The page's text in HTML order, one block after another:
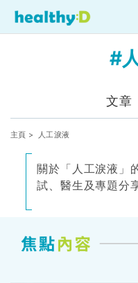
#
文章
主頁 > 人工淚液
關於「人工淚液」
試、醫生及專題分